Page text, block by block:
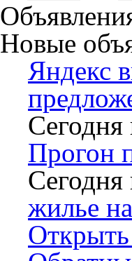
Новые
Яндекс
Прогон
жилье